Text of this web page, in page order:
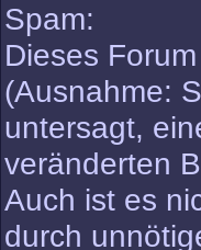
Spam:
Dieses
(Ausnahme:
untersagt,
veränderten
Auch ist es
durch